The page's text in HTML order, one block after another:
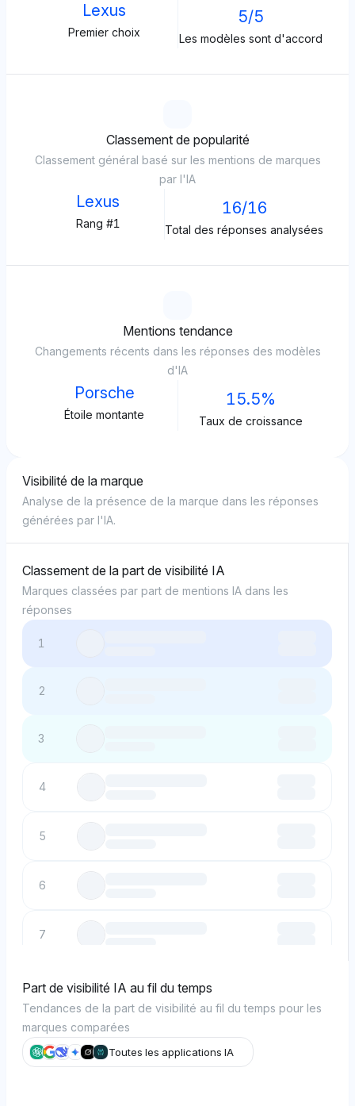
Lexus
Premier choix
5/5
Les modèles sont d'accord
Classement de popularité
Classement général basé sur les mentions de marques
par l'IA
Lexus
Rang #1
16/16
Total des réponses analysées
Mentions tendance
Changements récents dans les réponses des modèles
d'IA
Porsche
Étoile montante
15.5%
Taux de croissance
Visibilité de la marque
Analyse de la présence de la marque dans les réponses
générées par l'IA.
Classement de la part de visibilité IA
Marques classées par part de mentions IA dans les
réponses
1
2
3
4
5
6
7
8
9
Part de visibilité IA au fil du temps
Tendances de la part de visibilité au fil du temps pour les
marques comparées
Toutes les applications IA